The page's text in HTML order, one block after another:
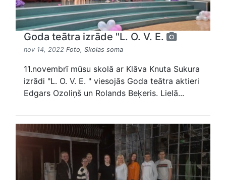
Goda teātra izrāde "L. O. V. E.
nov 14, 2022 Foto, Skolas soma
11.novembrī mūsu skolā ar Klāva Knuta Sukura
izrādi "L. O. V. E. " viesojās Goda teātra aktieri
Edgars Ozoliņš un Rolands Beķeris. Lielā...